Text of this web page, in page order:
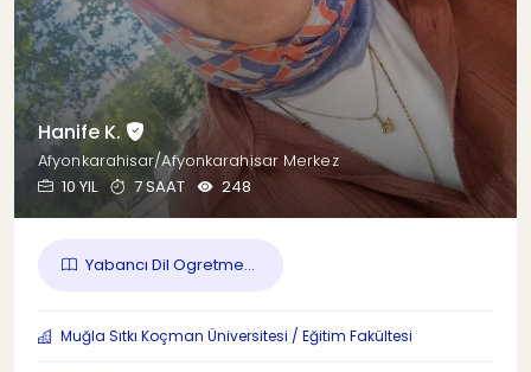
Hanife K.
Afyonkarahisar/Afyonkarahisar Merkez
10 YIL
7 SAAT 248
Yabancı Dil Ogretme...
Muğla Sıtkı Koçman Üniversitesi / Eğitim Fakültesi